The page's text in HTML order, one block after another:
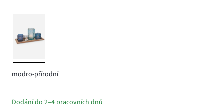
modro-přírodní